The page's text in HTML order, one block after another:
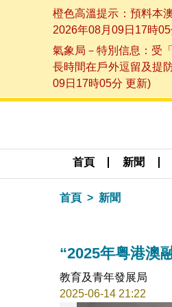
橙色高溫提示：預料本
2026年08月09日17時
氣象局－特別信息：受
長時間在戶外逗留及提
09日17時05分 更新)
首頁 新聞
首頁 新聞
“2025年粤港澳
教育及青年發展局
2025-06-14 21:22